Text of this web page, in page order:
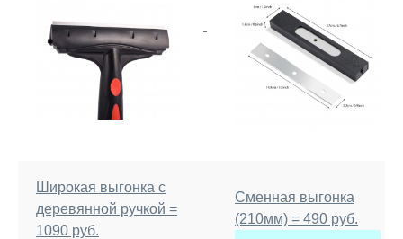
Широкая выгонка с
деревянной ручкой =
1090 руб.
Сменная выгонка
(210мм) = 490 руб.